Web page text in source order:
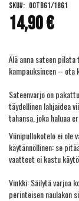
the
images
gallery
14,90 €
SKU
OOTB61/1861
Älä anna sateen
kampauksineen – ota
Sateenvarjo on
täydellinen lahjaidea
tahansa, joka haluaa
Viinipullokotelo ei ole
käytännöllinen: se
vaatteet ei kastu
Vinkki: Säilytä varjoa
perinteisen naulakon